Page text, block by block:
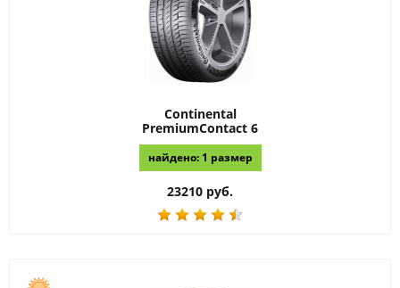
Continental
PremiumContact 6
найдено: 1 размер
23210 руб.